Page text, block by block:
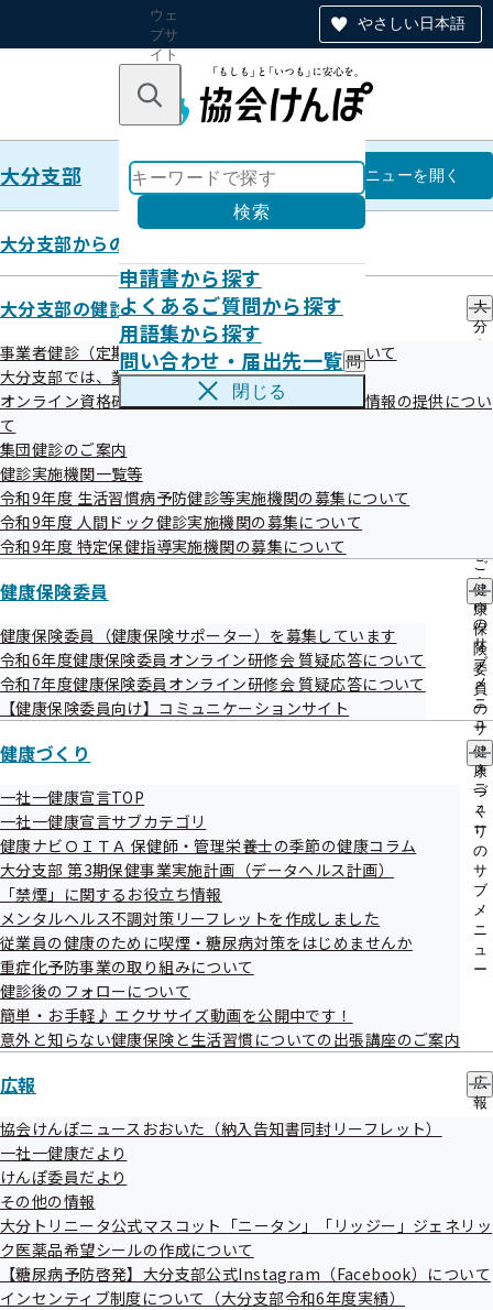
やさしい日本語
ウェ
ブサ
イト
のナ
ン
キーワードで探す
検索
申請書から探す
よくあるご質問から探す
用語集から探す
問い合わせ・届出先一覧 問
い
出
先
覧
メ
ニ
ュ
ー
閉じる
大分支部 大分支部
メニューを開く
大分支部からのお知らせ
大分支部の健診・保健指導のご案内
大
分
健
ご
案
内
の
サ
ブ
メ
ニ
ュ
ー
事業者健診（定期健康診断）データの提供方法について
大分支部では、業務の一部を外部委託しています
オンライン資格確認等システムによる特定健康診査情報の提供につい
て
集団健診のご案内
健診実施機関一覧等
令和9年度 生活習慣病予防健診等実施機関の募集について
令和9年度 人間ドック健診実施機関の募集について
令和9年度 特定保健指導実施機関の募集について
健康保険委員
健
康
保
険
委
員
の
サ
ブ
メ
ニ
ュ
ー
健康保険委員（健康保険サポーター）を募集しています
令和6年度健康保険委員オンライン研修会 質疑応答について
令和7年度健康保険委員オンライン研修会 質疑応答について
【健康保険委員向け】コミュニケーションサイト
健康づくり
健
康
づ
く
り
の
サ
ブ
メ
ニ
ュ
ー
一社一健康宣言TOP
一社一健康宣言サブカテゴリ
健康ナビＯＩＴＡ 保健師・管理栄養士の季節の健康コラム
大分支部 第3期保健事業実施計画（データヘルス計画）
「禁煙」に関するお役立ち情報
メンタルヘルス不調対策リーフレットを作成しました
従業員の健康のために喫煙・糖尿病対策をはじめませんか
重症化予防事業の取り組みについて
健診後のフォローについて
簡単・お手軽♪ エクササイズ動画を公開中です！
意外と知らない健康保険と生活習慣についての出張講座のご案内
広報
広
報
ュ
協会けんぽニュースおおいた（納入告知書同封リーフレット）
一社一健康だより
けんぽ委員だより
その他の情報
大分トリニータ公式マスコット「ニータン」「リッジー」ジェネリッ
ク医薬品希望シールの作成について
【糖尿病予防啓発】大分支部公式Instagram（Facebook）について
インセンティブ制度について（大分支部令和6年度実績）
バックナンバー第195号（令和7
年4月25日配信）
令和07年05月30日
◇◆◇◆◇◆◇◆◇◆◇◆◇◆◇◆◇◆◇◆◇◆
協会けんぽ大分支部ＮＥＷＳ　第１９５号
令和７年４月２５日（金）発行
◇◆◇◆◇◆◇◆◇◆◇◆◇◆◇◆◇◆◇◆◇◆
☆★　今月のクイズ！　★☆　----------------------------------
新茶の季節ですね。今回はお茶クイズといたしましょう。
お茶を飲むための容器である湯のみには取っ手がありません。
さて、湯のみに取っ手がないのはなぜでしょう。
★クイズの答えは最後に！今月も最後までご覧ください★　--------